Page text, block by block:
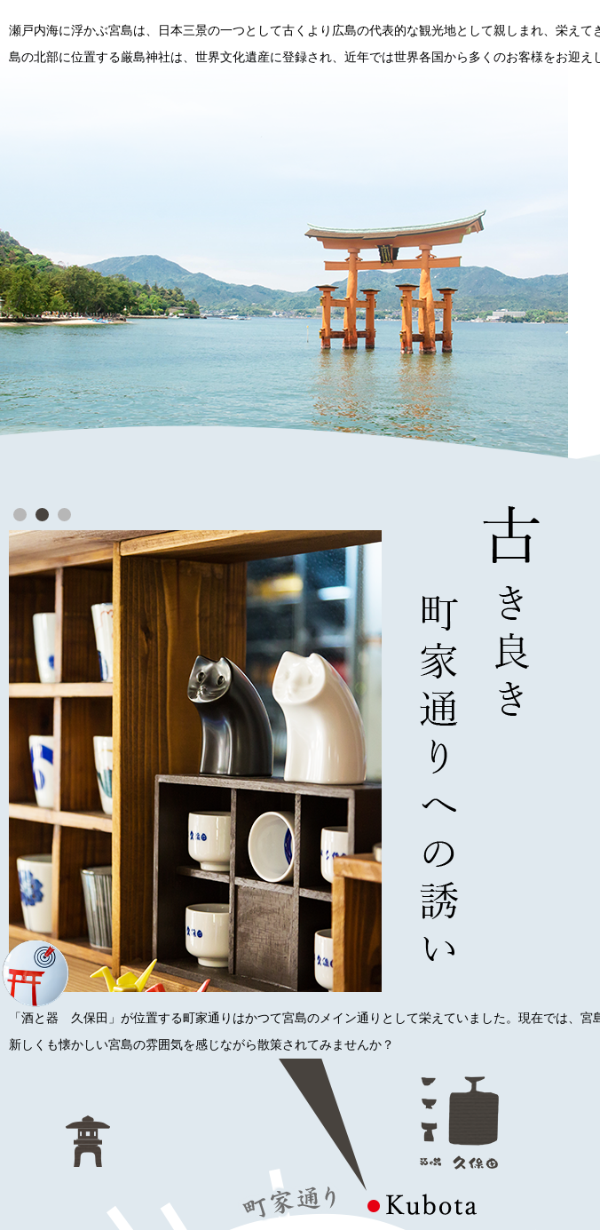
瀬戸内海に浮かぶ宮島は、日本三景の一つとして古くより広島の代表的な観光地として親しまれ、栄えて
島の北部に位置する厳島神社は、世界文化遺産に登録され、近年では世界各国から多くのお客様をお迎え
「酒と器 久保田」が位置する町家通りはかつて宮島のメイン通りとして栄えていました。現在では、宮
新しくも懐かしい宮島の雰囲気を感じながら散策されてみませんか？